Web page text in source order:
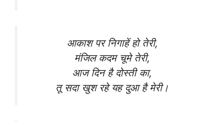
आकाश पर निगाहें हो तेरी,
मंजिल कदम चूमे तेरी,
आज दिन है दोस्ती का,
तू सदा खुश रहे यह दुआ है मेरी।